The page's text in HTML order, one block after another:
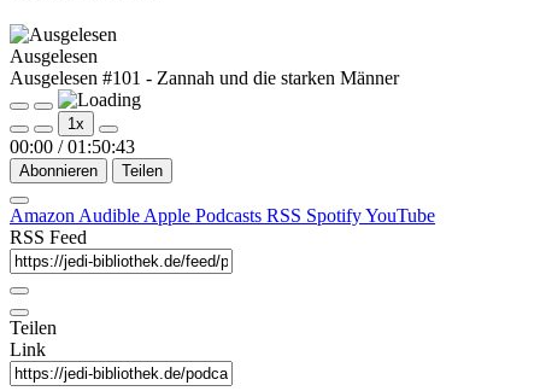
Ausgelesen
Ausgelesen #101 - Zannah und die starken Männer
Play
Episode
Pause
Episode
1x
00:00 / 01:50:43
Abonnieren Teilen
Amazon Audible Apple Podcasts RSS SpotifyYouTube
RSS Feed
Teilen
Link